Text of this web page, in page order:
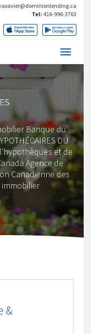
Tel: 416-996-3763
Banque du
DU
et de
Agence de
Canadienne des
&